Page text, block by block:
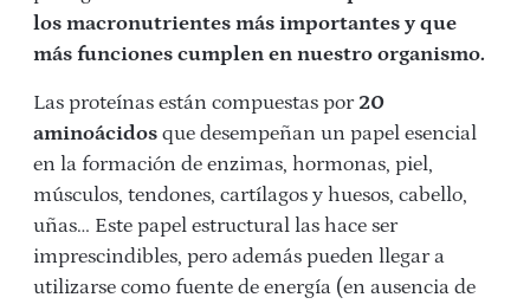
los macronutrientes más importantes y que
más funciones cumplen en nuestro organismo.
Las proteínas están compuestas por 20
aminoácidos que desempeñan un papel esencial
en la formación de enzimas, hormonas, piel,
músculos, tendones, cartílagos y huesos, cabello,
uñas… Este papel estructural las hace ser
imprescindibles, pero además pueden llegar a
utilizarse como fuente de energía (en ausencia de